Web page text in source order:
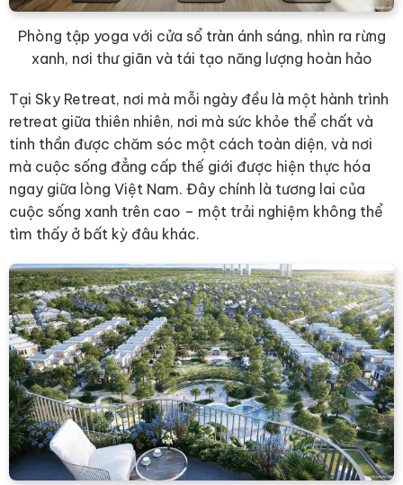
Phòng tập yoga với cửa sổ tràn ánh sáng, nhìn ra rừng
xanh, nơi thư giãn và tái tạo năng lượng hoàn hảo
Tại Sky Retreat, nơi mà mỗi ngày đều là một hành trình
retreat giữa thiên nhiên, nơi mà sức khỏe thể chất và
tinh thần được chăm sóc một cách toàn diện, và nơi
mà cuộc sống đẳng cấp thế giới được hiện thực hóa
ngay giữa lòng Việt Nam. Đây chính là tương lai của
cuộc sống xanh trên cao – một trải nghiệm không thể
tìm thấy ở bất kỳ đâu khác.